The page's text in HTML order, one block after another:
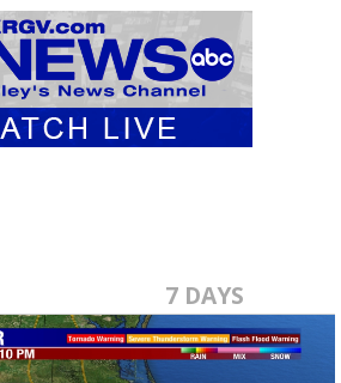
7 DAYS